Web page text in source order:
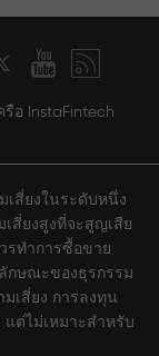
อ InstaFintech
เสี่ยงในระดับหนึ่ง
สี่ยงสูงที่จะสูญเสีย
วรทำการซื้อขาย
กษณะของธุรกรรม
เสี่ยง การลงทุน
ต่ไม่เหมาะสำหรับ